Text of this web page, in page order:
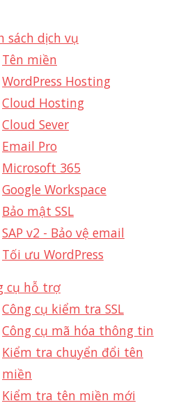
sách dịch vụ
Tên miền
WordPress Hosting
Cloud Hosting
Cloud Sever
Email Pro
Microsoft 365
Google Workspace
Bảo mật SSL
SAP v2 - Bảo vệ email​
Tối ưu WordPress
cụ hỗ trợ
Công cụ kiểm tra SSL
Công cụ mã hóa thông tin
Kiểm tra chuyển đổi tên
miền
Kiểm tra tên miền mới